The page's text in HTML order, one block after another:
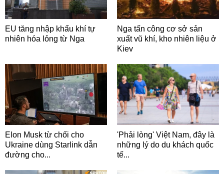
EU tăng nhập khẩu khí tự
nhiên hóa lỏng từ Nga
Nga tấn công cơ sở sản
xuất vũ khí, kho nhiên liệu ở
Kiev
Elon Musk từ chối cho
Ukraine dùng Starlink dẫn
đường cho...
'Phải lòng' Việt Nam, đây là
những lý do du khách quốc
tế...